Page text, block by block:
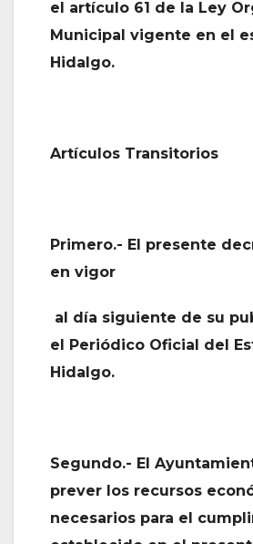
el artículo 61 de la Ley
Municipal vigente en el
Hidalgo.
Artículos Transitorios
Primero.- El presente
en vigor
al día siguiente de su
el Periódico Oficial del
Hidalgo.
Segundo.- El
prever los recursos
necesarios para el